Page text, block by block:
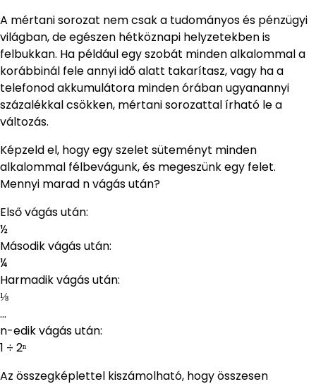
A mértani sorozat nem csak a tudományos és pénzügyi
világban, de egészen hétköznapi helyzetekben is
felbukkan. Ha például egy szobát minden alkalommal a
korábbinál fele annyi idő alatt takarítasz, vagy ha a
telefonod akkumulátora minden órában ugyanannyi
százalékkal csökken, mértani sorozattal írható le a
változás.
Képzeld el, hogy egy szelet süteményt minden
alkalommal félbevágunk, és megeszünk egy felet.
Mennyi marad n vágás után?
Első vágás után:
½
Második vágás után:
¼
Harmadik vágás után:
⅛
…
n-edik vágás után:
1 ÷ 2ⁿ
Az összegképlettel kiszámolható, hogy összesen